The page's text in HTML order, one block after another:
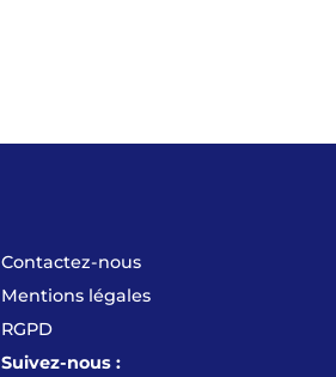
Contactez-nous
Mentions légales
RGPD
Suivez-nous :